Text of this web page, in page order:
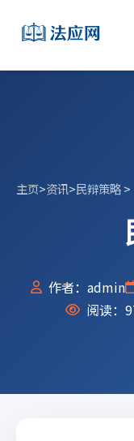
主页>资讯>民辩策略>
作者：admin
阅读：